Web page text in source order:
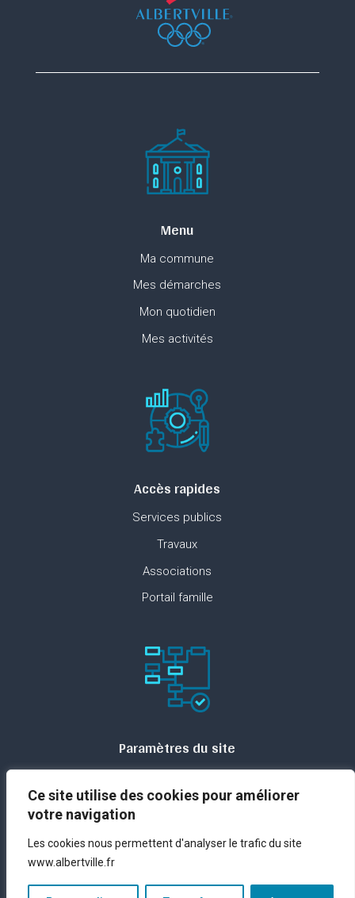
Ce site utilise des cookies pour améliorer
votre navigation
Les cookies nous permettent d'analyser le trafic du site
www.albertville.fr
Menu
Ma commune
Mes démarches
Mon quotidien
Mes activités
Accès rapides
Services publics
Travaux
Associations
Portail famille
Paramètres du site
Contact